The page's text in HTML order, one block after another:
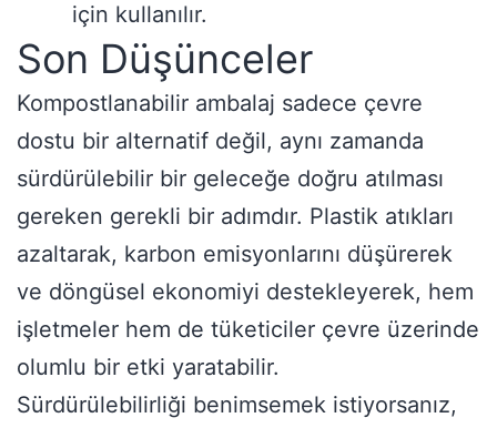
için kullanılır.
Son Düşünceler
Kompostlanabilir ambalaj sadece çevre
dostu bir alternatif değil, aynı zamanda
sürdürülebilir bir geleceğe doğru atılması
gereken gerekli bir adımdır. Plastik atıkları
azaltarak, karbon emisyonlarını düşürerek
ve döngüsel ekonomiyi destekleyerek, hem
işletmeler hem de tüketiciler çevre üzerinde
olumlu bir etki yaratabilir.
Sürdürülebilirliği benimsemek istiyorsanız,